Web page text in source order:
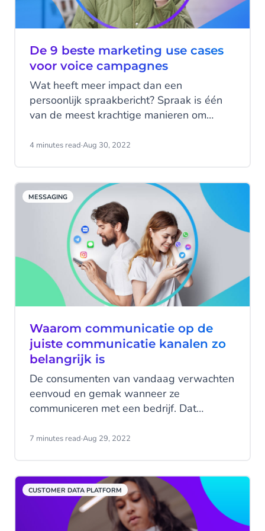
De 9 beste marketing use cases
voor voice campagnes
Wat heeft meer impact dan een
persoonlijk spraakbericht? Spraak is één
van de meest krachtige manieren om
medewerkers. Maar hoe kun je spraak op
methode om mensen te bereiken en om
de betrokkenheid te vergroten terwijl de
kosten beheersbaar blijven.
4 minutes read·Aug 30, 2022
MESSAGING
Waarom communicatie op de
juiste communicatie kanalen zo
belangrijk is
De consumenten van vandaag verwachten
eenvoud en gemak wanneer ze
communiceren met een bedrijf. Dat
bereikbaarheid wanneer de klant dat
maken of breken.
7 minutes read·Aug 29, 2022
CUSTOMER DATA PLATFORM